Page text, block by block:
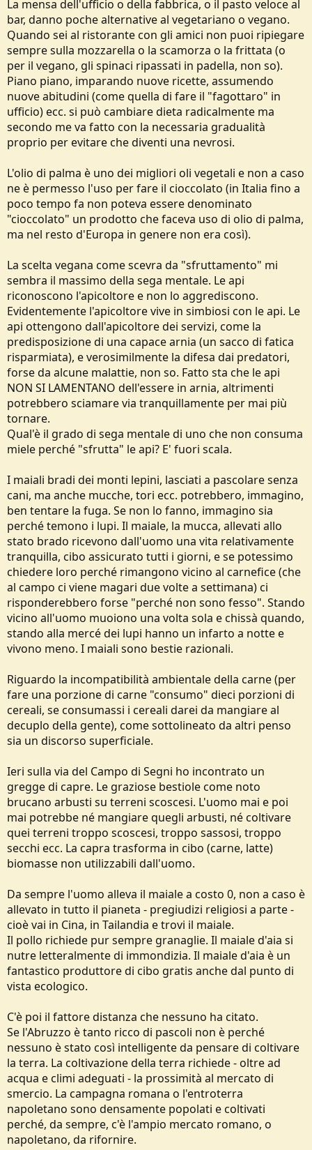
La mensa dell'ufficio o della fabbrica, o il pasto veloce al
bar, danno poche alternative al vegetariano o vegano.
Quando sei al ristorante con gli amici non puoi ripiegare
sempre sulla mozzarella o la scamorza o la frittata (o
per il vegano, gli spinaci ripassati in padella, non so).
Piano piano, imparando nuove ricette, assumendo
nuove abitudini (come quella di fare il "fagottaro" in
ufficio) ecc. si può cambiare dieta radicalmente ma
secondo me va fatto con la necessaria gradualità
proprio per evitare che diventi una nevrosi.
L'olio di palma è uno dei migliori oli vegetali e non a caso
ne è permesso l'uso per fare il cioccolato (in Italia fino a
poco tempo fa non poteva essere denominato
"cioccolato" un prodotto che faceva uso di olio di palma,
ma nel resto d'Europa in genere non era così).
La scelta vegana come scevra da "sfruttamento" mi
sembra il massimo della sega mentale. Le api
riconoscono l'apicoltore e non lo aggrediscono.
Evidentemente l'apicoltore vive in simbiosi con le api. Le
api ottengono dall'apicoltore dei servizi, come la
predisposizione di una capace arnia (un sacco di fatica
risparmiata), e verosimilmente la difesa dai predatori,
forse da alcune malattie, non so. Fatto sta che le api
NON SI LAMENTANO dell'essere in arnia, altrimenti
potrebbero sciamare via tranquillamente per mai più
tornare.
Qual'è il grado di sega mentale di uno che non consuma
miele perché "sfrutta" le api? E' fuori scala.
I maiali bradi dei monti lepini, lasciati a pascolare senza
cani, ma anche mucche, tori ecc. potrebbero, immagino,
ben tentare la fuga. Se non lo fanno, immagino sia
perché temono i lupi. Il maiale, la mucca, allevati allo
stato brado ricevono dall'uomo una vita relativamente
tranquilla, cibo assicurato tutti i giorni, e se potessimo
chiedere loro perché rimangono vicino al carnefice (che
al campo ci viene magari due volte a settimana) ci
risponderebbero forse "perché non sono fesso". Stando
vicino all'uomo muoiono una volta sola e chissà quando,
stando alla mercé dei lupi hanno un infarto a notte e
vivono meno. I maiali sono bestie razionali.
Riguardo la incompatibilità ambientale della carne (per
fare una porzione di carne "consumo" dieci porzioni di
cereali, se consumassi i cereali darei da mangiare al
decuplo della gente), come sottolineato da altri penso
sia un discorso superficiale.
Ieri sulla via del Campo di Segni ho incontrato un
gregge di capre. Le graziose bestiole come noto
brucano arbusti su terreni scoscesi. L'uomo mai e poi
mai potrebbe né mangiare quegli arbusti, né coltivare
quei terreni troppo scoscesi, troppo sassosi, troppo
secchi ecc. La capra trasforma in cibo (carne, latte)
biomasse non utilizzabili dall'uomo.
Da sempre l'uomo alleva il maiale a costo 0, non a caso è
allevato in tutto il pianeta - pregiudizi religiosi a parte -
cioè vai in Cina, in Tailandia e trovi il maiale.
Il pollo richiede pur sempre granaglie. Il maiale d'aia si
nutre letteralmente di immondizia. Il maiale d'aia è un
fantastico produttore di cibo gratis anche dal punto di
vista ecologico.
C'è poi il fattore distanza che nessuno ha citato.
Se l'Abruzzo è tanto ricco di pascoli non è perché
nessuno è stato così intelligente da pensare di coltivare
la terra. La coltivazione della terra richiede - oltre ad
acqua e climi adeguati - la prossimità al mercato di
smercio. La campagna romana o l'entroterra
napoletano sono densamente popolati e coltivati
perché, da sempre, c'è l'ampio mercato romano, o
napoletano, da rifornire.